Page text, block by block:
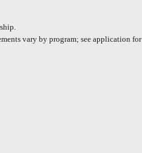
vary by program; see application for